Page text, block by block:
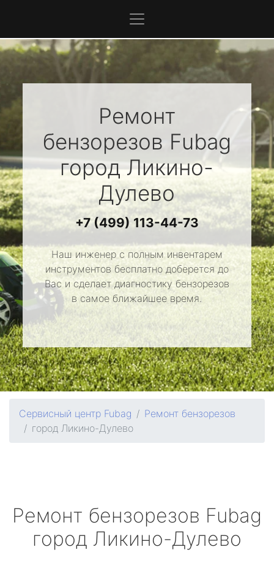
Ремонт
бензорезов Fubag
город Ликино-
Дулево
+7 (499) 113-44-73
Наш инженер с полным инвентарем
инструментов бесплатно доберется до
Вас и сделает диагностику бензорезов
в самое ближайшее время.
Сервисный центр Fubag
Ремонт бензорезов
город Ликино-Дулево
Ремонт бензорезов Fubag
город Ликино-Дулево